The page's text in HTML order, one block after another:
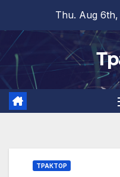
content
Thu. Aug 6th,
ТРАКТОР